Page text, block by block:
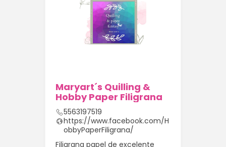
Maryart´s Quilling &
Hobby Paper Filigrana
5563197519
https://www.facebook.com/H
obbyPaperFiligrana/
Filigrana papel de excelente